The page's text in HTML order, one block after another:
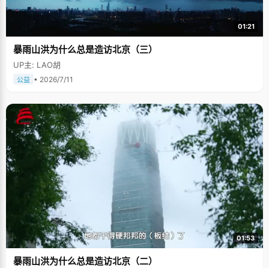
01:21
暴雨山洪为什么总是造访北京（三）
UP主: LAO胡
公益 • 2026/7/11
01:53
暴雨山洪为什么总是造访北京（二）